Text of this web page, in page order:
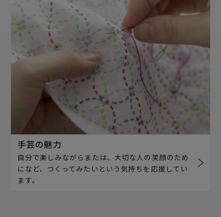
手芸の魅力
自分で楽しみながらまたは、大切な人の笑顔のため
になど、つくってみたいという気持ちを応援してい
ます。